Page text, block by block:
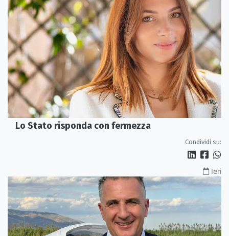
Lo Stato risponda con fermezza
Condividi su:
Ieri